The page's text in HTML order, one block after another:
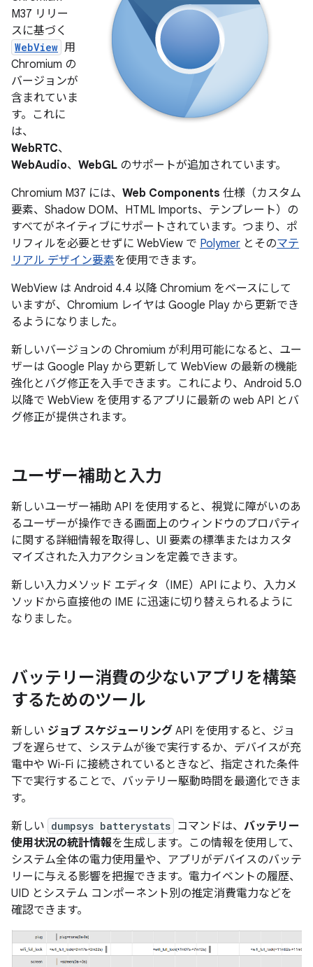
M37 リリー
スに基づく
WebView 用
Chromium の
バージョンが
含まれていま
す。これに
は、
WebRTC、
WebAudio、 WebGL のサポートが追加されています。
Chromium M37 には、 Web Components 仕様（カスタム
要素、Shadow DOM、HTML Imports、テンプレート）の
すべてがネイティブにサポートされています。つまり、ポ
リフィルを必要とせずに WebView で Polymer とそのマテ
リアル デザイン要素を使用できます。
WebView は Android 4.4 以降 Chromium をベースにして
いますが、Chromium レイヤは Google Play から更新でき
るようになりました。
新しいバージョンの Chromium が利用可能になると、ユー
ザーは Google Play から更新して WebView の最新の機能
強化とバグ修正を入手できます。これにより、Android 5.0
以降で WebView を使用するアプリに最新の web API とバ
グ修正が提供されます。
ユーザー補助と入力
新しいユーザー補助 API を使用すると、視覚に障がいのあ
るユーザーが操作できる画面上のウィンドウのプロパティ
に関する詳細情報を取得し、UI 要素の標準またはカスタ
マイズされた入力アクションを定義できます。
新しい入力メソッド エディタ（IME）API により、入力メ
ソッドから直接他の IME に迅速に切り替えられるように
なりました。
バッテリー消費の少ないアプリを構築
するためのツール
新しい ジョブ スケジューリング API を使用すると、ジョ
ブを遅らせて、システムが後で実行するか、デバイスが充
電中や Wi-Fi に接続されているときなど、指定された条件
下で実行することで、バッテリー駆動時間を最適化できま
す。
新しい dumpsys batterystats コマンドは、 バッテリー
使用状況の統計情報を生成します。この情報を使用して、
システム全体の電力使用量や、アプリがデバイスのバッテ
リーに与える影響を把握できます。電力イベントの履歴、
UID とシステム コンポーネント別の推定消費電力などを
確認できます。